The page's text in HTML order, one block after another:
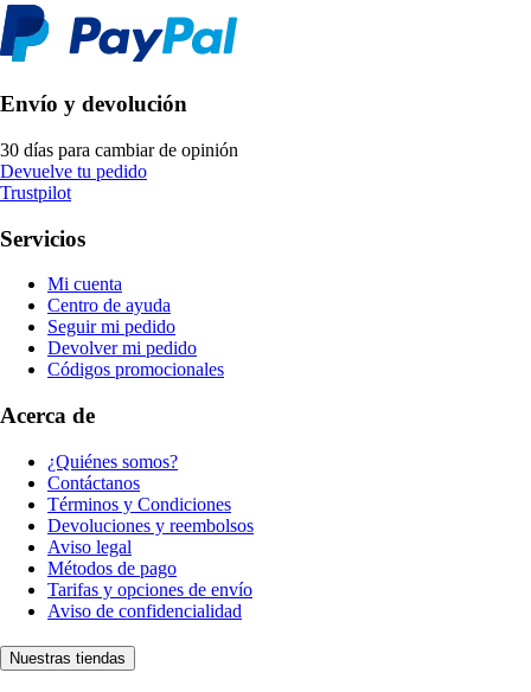
Envío y devolución
30 días para cambiar de opinión
Devuelve tu pedido
Trustpilot
Servicios
Mi cuenta
Centro de ayuda
Seguir mi pedido
Devolver mi pedido
Códigos promocionales
Acerca de
¿Quiénes somos?
Contáctanos
Términos y Condiciones
Devoluciones y reembolsos
Aviso legal
Métodos de pago
Tarifas y opciones de envío
Aviso de confidencialidad
Nuestras tiendas